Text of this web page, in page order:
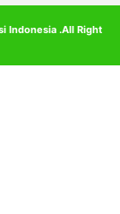
Indonesia .All Right